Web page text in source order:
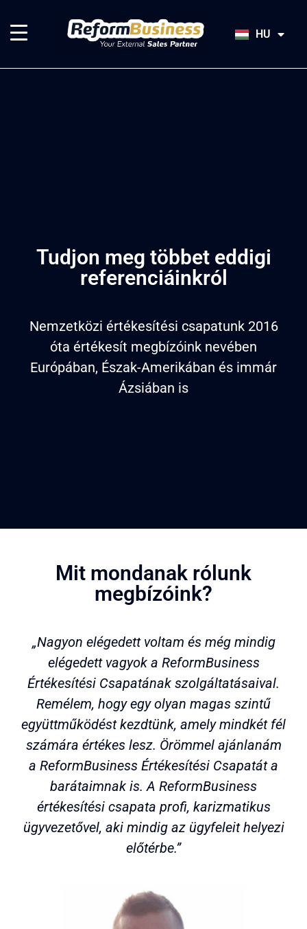
HU
JA
Tudjon meg többet eddigi
referenciáinkról
Nemzetközi értékesítési csapatunk 2016
óta értékesít megbízóink nevében
Európában, Észak-Amerikában és immár
Ázsiában is​
Mit mondanak rólunk
megbízóink?
„Nagyon elégedett voltam és még mindig
elégedett vagyok a ReformBusiness
Értékesítési Csapatának szolgáltatásaival.
Remélem, hogy egy olyan magas szintű
együttműködést kezdtünk, amely mindkét fél
számára értékes lesz. Örömmel ajánlanám
a ReformBusiness Értékesítési Csapatát a
barátaimnak is. A ReformBusiness
értékesítési csapata profi, karizmatikus
ügyvezetővel, aki mindig az ügyfeleit helyezi
előtérbe.”